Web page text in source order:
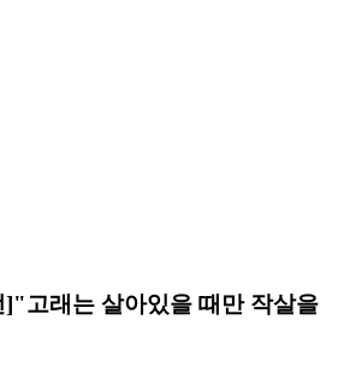
]"고래는 살아있을 때만 작살을